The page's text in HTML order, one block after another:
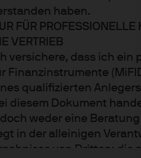
haben.
FÜR
VERTRIEB
versichere, dass ich
Finanzinstrumente
qualifizierten
diesem Dokument
weder eine
in der alleinigen
von Dritten; die
Vorschriften
Chase Chase